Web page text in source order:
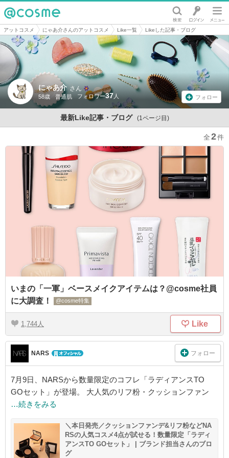
@cosme
アットコスメ にゃあ介さんのアットコスメ Like一覧 Likeした記事・ブログ
にゃあ介 さん
58歳 普通肌 37 フォロー
最新Like記事・ブログ (1ページ目)
2
いまの「一軍」ベースメイクアイテムは？@cosme社員
に大調査！
@cosme特集
1,744 Like
NARS フォロー
7月9日、NARSから数量限定のコフレ「ラディアンスTO
GOセット」が登場。 大人気のリフ粉・クッションファン
…続きをみる
＼本日発売／クッションファンデ&リフ粉などNA
RSの人気コスメ4点が試せる！数量限定「ラディ
アンスTO GOセット」 | ブランド担当さんのブロ
グ